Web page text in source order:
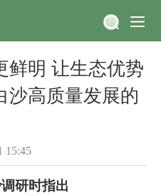
鲜明 让生态优势
沙高质量发展的
15:45
研时指出